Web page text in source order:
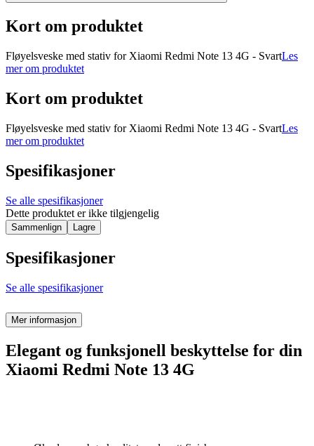
Kort om produktet
Fløyelsveske med stativ for Xiaomi Redmi Note 13 4G - SvartLes
mer om produktet
Kort om produktet
Fløyelsveske med stativ for Xiaomi Redmi Note 13 4G - SvartLes
mer om produktet
Spesifikasjoner
Se alle spesifikasjoner
Dette produktet er ikke tilgjengelig
Sammenlign Lagre
Spesifikasjoner
Se alle spesifikasjoner
Mer informasjon
Elegant og funksjonell beskyttelse for din
Xiaomi Redmi Note 13 4G